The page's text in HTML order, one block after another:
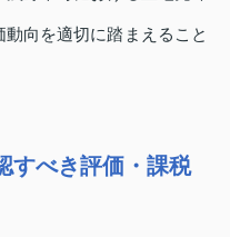
向を適切に踏まえること
すべき評価・課税